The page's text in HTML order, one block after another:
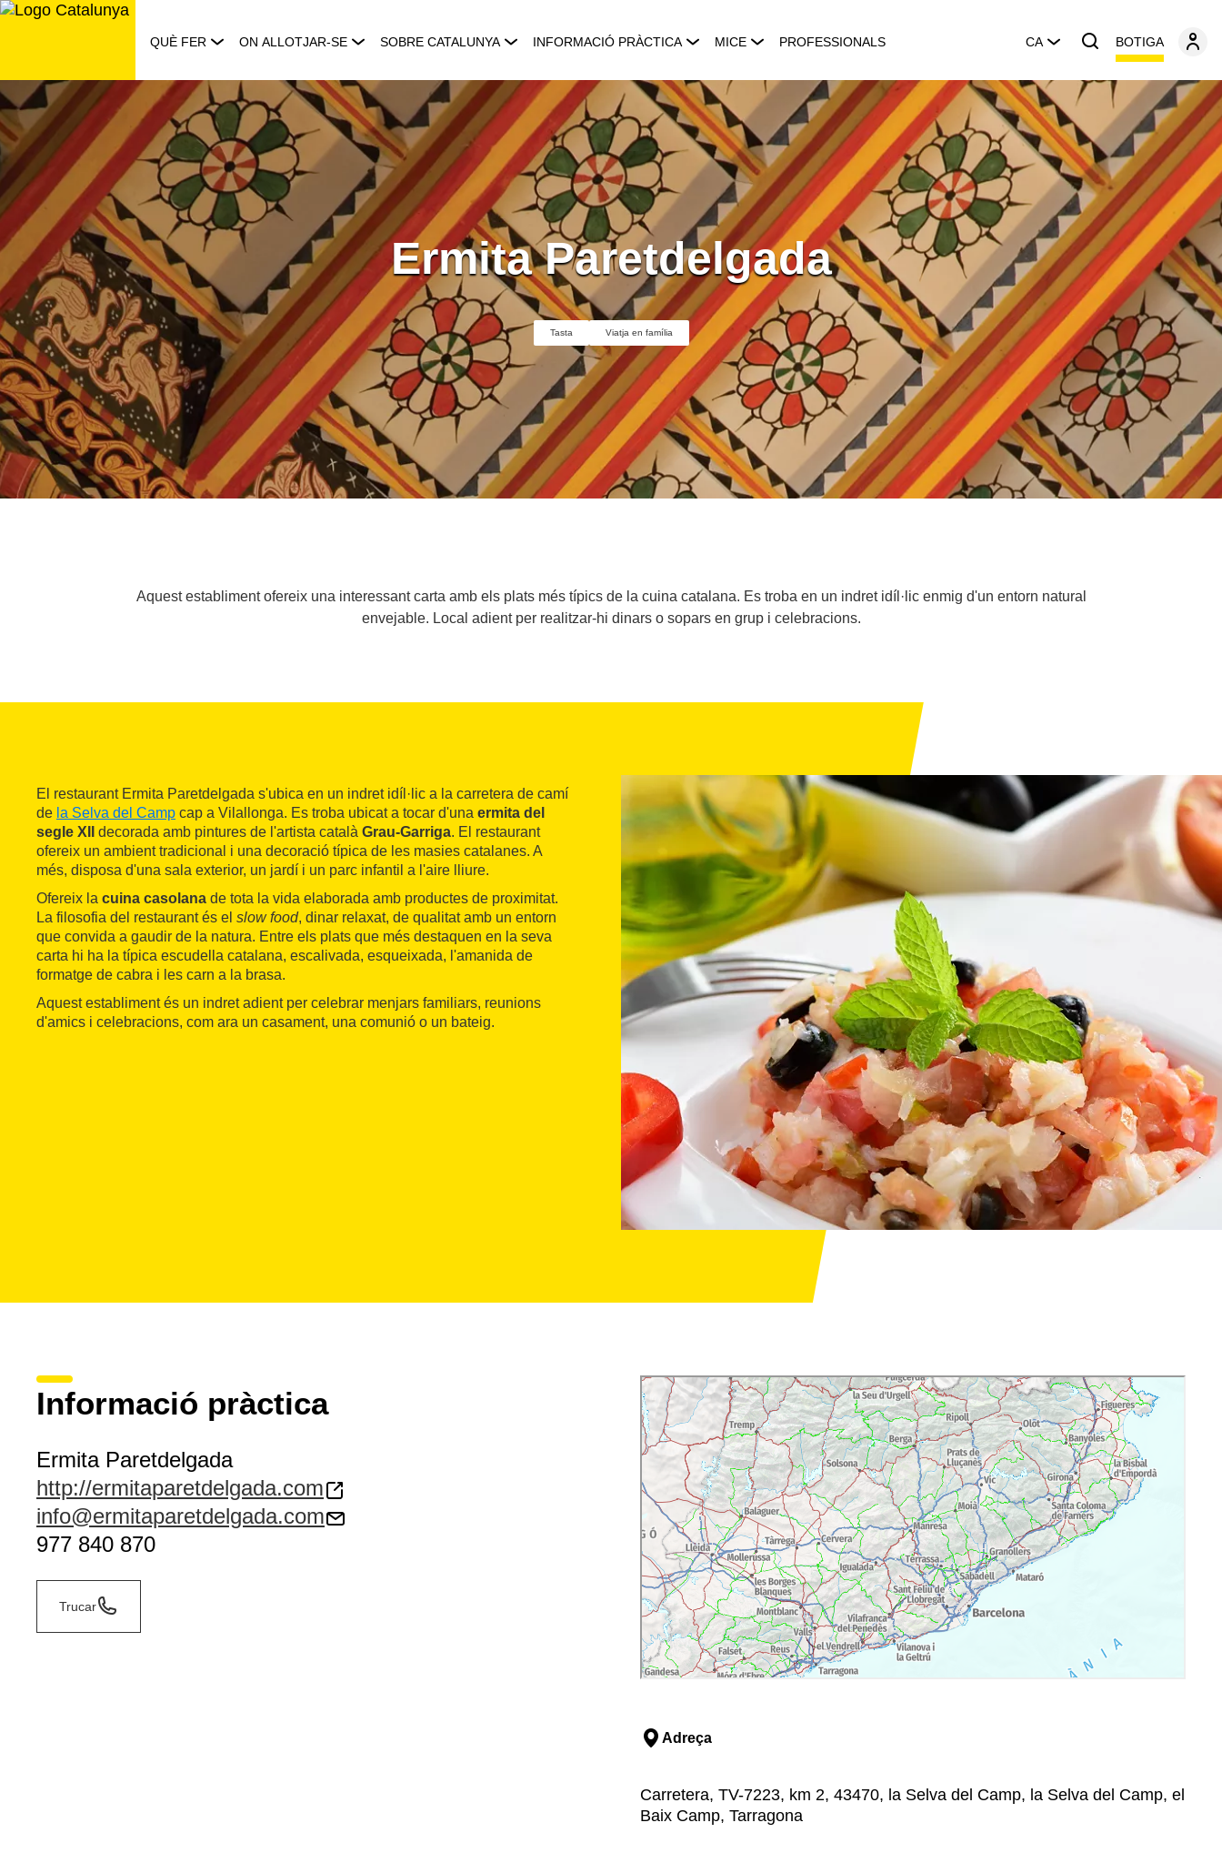
Saltar
QUÈ FER ON ALLOTJAR-SE SOBRE CATALUNYA INFORMACIÓ PRÀCTICA MICE PROFESSIONALS CA BOTIGA
Ermita Paretdelgada
Tasta Viatja en família
Aquest establiment ofereix una interessant carta amb els plats més típics de la cuina catalana. Es troba en un indret idíl·lic enmig d'un entorn natural
envejable. Local adient per realitzar-hi dinars o sopars en grup i celebracions.
El restaurant Ermita Paretdelgada s'ubica en un indret idíl·lic a la carretera de camí
de la Selva del Camp cap a Vilallonga. Es troba ubicat a tocar d'una ermita del
segle XII
decorada amb pintures de l'artista català Grau-Garriga. El restaurant
ofereix un ambient tradicional i una decoració típica de les masies catalanes. A
més, disposa d'una sala exterior, un jardí i un parc infantil a l'aire lliure.
Ofereix la cuina casolana de tota la vida elaborada amb productes de proximitat.
La filosofia del restaurant és el slow food, dinar relaxat, de qualitat amb un entorn
que convida a gaudir de la natura. Entre els plats que més destaquen en la seva
carta hi ha la típica escudella catalana, escalivada, esqueixada, l'amanida de
formatge de cabra i les carn a la brasa.
Aquest establiment és un indret adient per celebrar menjars familiars, reunions
d'amics i celebracions, com ara un casament, una comunió o un bateig.
Informació pràctica
Ermita Paretdelgada
http://ermitaparetdelgada.com
info@ermitaparetdelgada.com
977 840 870
Trucar
Adreça
Carretera, TV-7223, km 2, 43470, la Selva del Camp, la Selva del Camp, el
Baix Camp, Tarragona